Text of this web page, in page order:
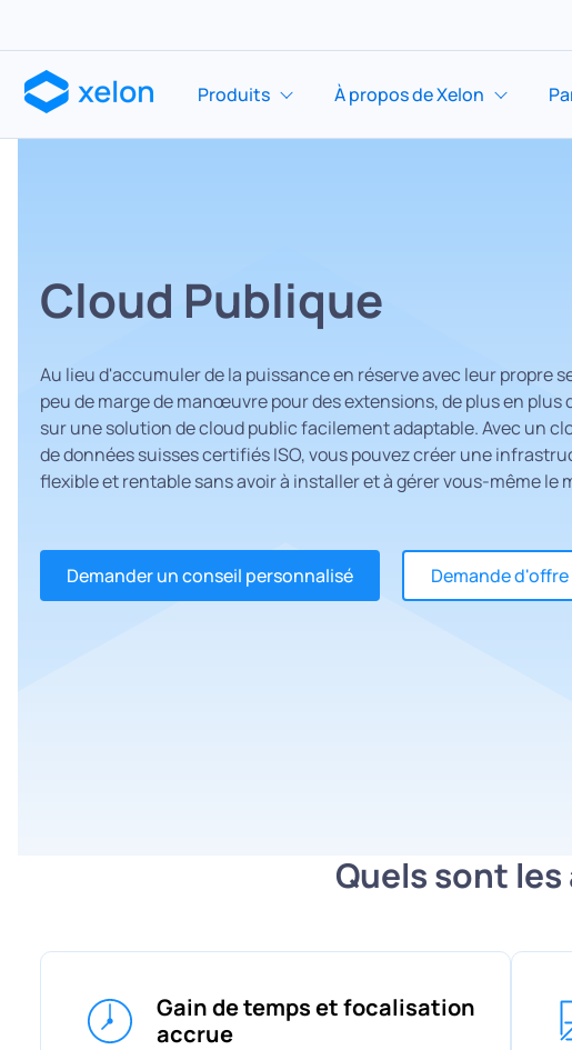
Produits À propos de Xelon
Cloud Publique
Au lieu d'accumuler de la puissance en réserve avec leur propre
peu de marge de manœuvre pour des extensions, de plus en
sur une solution de cloud public facilement adaptable. Avec un
de données suisses certifiés ISO, vous pouvez créer une
flexible et rentable sans avoir à installer et à gérer vous-même le
Demander un conseil personnalisé Demande d'offre
Quels sont
Gain de temps et focalisation
accrue